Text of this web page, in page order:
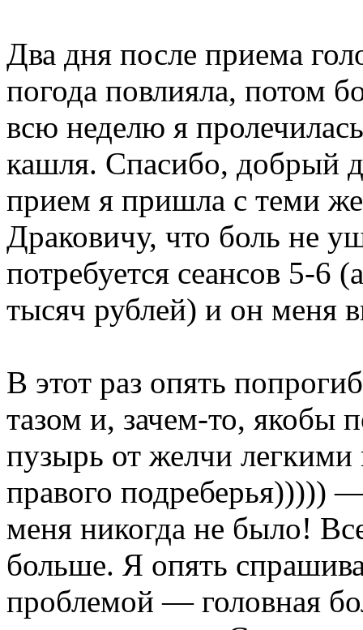
Два дня после приема
погода повлияла, потом
всю неделю я
кашля. Спасибо, добрый
прием я пришла с теми
Драковичу, что боль не
потребуется сеансов 5-6
тысяч рублей) и он меня
В этот раз опять
тазом и, зачем-то, якобы
пузырь от желчи легкими
правого подреберья)))))
меня никогда не было!
больше. Я опять
проблемой — головная